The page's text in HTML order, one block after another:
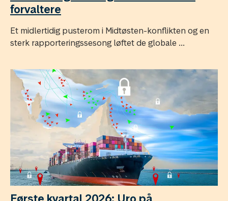
forvaltere
Et midlertidig pusterom i Midtøsten-konflikten og en
sterk rapporteringssesong løftet de globale ...